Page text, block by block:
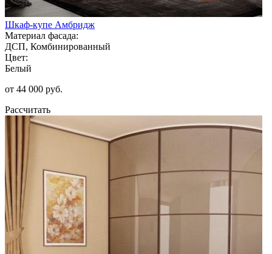
Шкаф-купе Амбридж
Материал фасада:
ДСП, Комбинированный
Цвет:
Белый
от 44 000 руб.
Рассчитать